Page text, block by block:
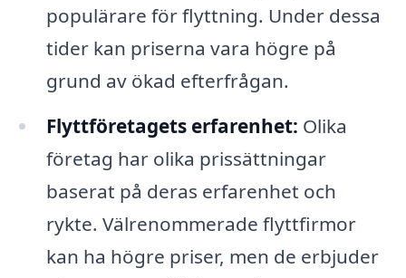
populärare för flyttning. Under dessa
tider kan priserna vara högre på
grund av ökad efterfrågan.
Flyttföretagets erfarenhet: Olika
företag har olika prissättningar
baserat på deras erfarenhet och
rykte. Välrenommerade flyttfirmor
kan ha högre priser, men de erbjuder